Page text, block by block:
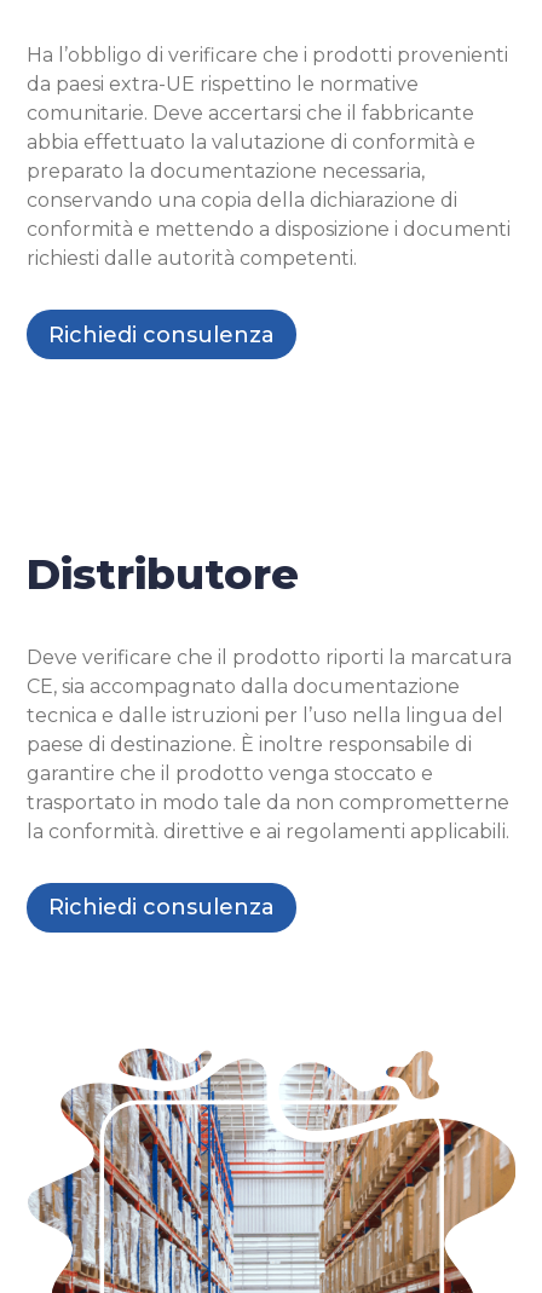
Ha l’obbligo di verificare che i prodotti provenienti
da paesi extra-UE rispettino le normative
comunitarie. Deve accertarsi che il fabbricante
abbia effettuato la valutazione di conformità e
preparato la documentazione necessaria,
conservando una copia della dichiarazione di
conformità e mettendo a disposizione i documenti
richiesti dalle autorità competenti.
Richiedi consulenza
Distributore
Deve verificare che il prodotto riporti la marcatura
CE, sia accompagnato dalla documentazione
tecnica e dalle istruzioni per l’uso nella lingua del
paese di destinazione. È inoltre responsabile di
garantire che il prodotto venga stoccato e
trasportato in modo tale da non comprometterne
la conformità. direttive e ai regolamenti applicabili.
Richiedi consulenza